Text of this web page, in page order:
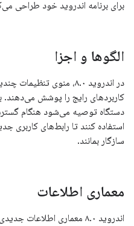
برای برنامه اندروید خود طراحی
الگوها و اجزا
در اندروید ۸.۰، منوی
کاربردهای رایج را پوشش می‌دهند.
دستگاه توصیه می‌شود هنگام
استفاده کنند تا رابط‌های کاربری
سازگار بمانند.
معماری اطلاعات
اندروید ۸.۰ معماری